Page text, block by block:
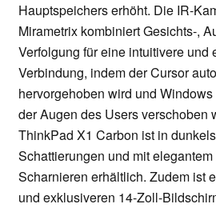
Hauptspeichers erhöht. Die IR-
Mirametrix kombiniert Gesichts-,
Verfolgung für eine intuitivere und
Verbindung, indem der Cursor
hervorgehoben wird und
der Augen des Users verschoben
ThinkPad X1 Carbon ist in
Schattierungen und mit
Scharnieren erhältlich. Zudem ist
und exklusiveren 14-Zoll-